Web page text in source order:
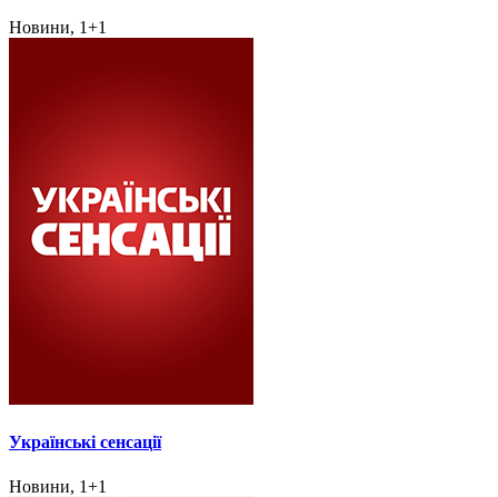
Новини, 1+1
Українські сенсації
Новини, 1+1